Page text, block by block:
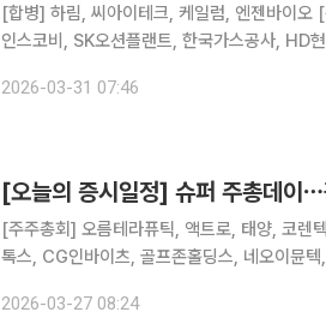
[합병] 하림, 씨아이테크, 케일럼, 엔젠바이오 [상호변경] 인티큐브 [주주총회] 티비에이치글로벌,
인스코비, SK오션플랜트, 한국가스공사, HD
풀무원, 태경산업, 강원랜드, 영흥, 황금에스
2026-03-31 07:46
[오늘의 증시일정] 슈퍼 주총데이⋯
[주주총회] 오름테라퓨틱, 액트로, 태양, 코렌
톡스, CG인바이츠, 골프존홀딩스, 네오이뮨
에이텀, 제이티, 유니온바이오메트릭스, 인터플
2026-03-27 08:24